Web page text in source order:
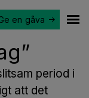
en gåva
period i
att det